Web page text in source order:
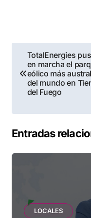
de
entradas
TotalEnergies
en marcha el
eólico más austral
del mundo en
del Fuego
Entradas
LOCALES